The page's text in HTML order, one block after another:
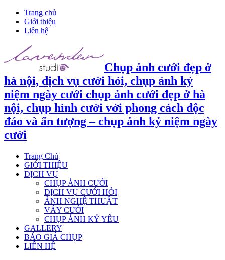
Trang chủ
Giới thiệu
Liên hệ
Chụp ảnh cưới đẹp ở
hà nội, dịch vụ cưới hỏi, chụp ảnh kỷ
niệm ngày cưới chụp ảnh cưới đẹp ở hà
nội, chụp hình cưới với phong cách độc
đáo và ấn tượng – chụp ảnh kỷ niệm ngày
cưới
Trang Chủ
GIỚI THIỆU
DỊCH VỤ
CHỤP ẢNH CƯỚI
DỊCH VỤ CƯỚI HỎI
ẢNH NGHỆ THUẬT
VÁY CƯỚI
CHỤP ẢNH KỶ YẾU
GALLERY
BÁO GIÁ CHỤP
LIÊN HỆ